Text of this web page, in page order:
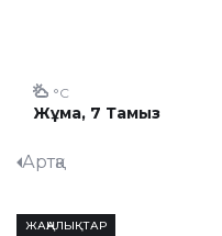
Жұма, 7 Тамыз
°C
Артқа
ЖАҢАЛЫҚТАР